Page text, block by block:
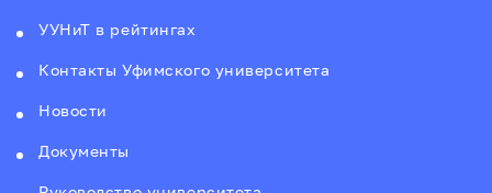
УУНиТ в рейтингах
Контакты Уфимского университета
Новости
Документы